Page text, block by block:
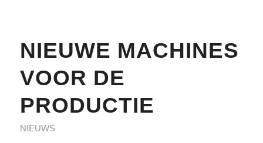
NIEUWE MACHINES
VOOR DE
PRODUCTIE
NIEUWS